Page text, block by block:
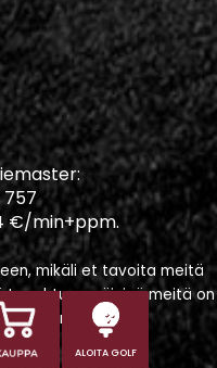
ALOITA GOLF
757
€/min+ppm.
mikäli et tavoita meitä
tapahtumapäivinä meitä on
puhelimitse.